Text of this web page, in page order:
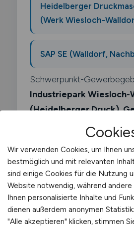
Heidelberger
(Werk Wiesloch-
SAP SE (Walldorf,
Schwerpunkt-
Industriepark Wiesloch-
(Heidelberger Druck),
Was macht ein
Reisebusfahrer?
Wir verwenden Cookies, um Ihnen
bestmöglich und mit relevanten
sind einige Cookies für die Nutzung
Website notwendig, während
Ihnen personalisierte Inhalte und
dienen außerdem anonymen
"Alle akzeptieren" klicken, stimmen